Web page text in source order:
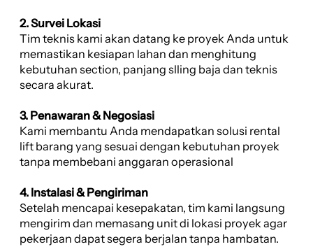
2. Survei Lokasi
Tim teknis kami akan datang ke proyek Anda untuk
memastikan kesiapan lahan dan menghitung
kebutuhan section, panjang slling baja dan teknis
secara akurat.
3. Penawaran & Negosiasi
Kami membantu Anda mendapatkan solusi rental
lift barang yang sesuai dengan kebutuhan proyek
tanpa membebani anggaran operasional
4. Instalasi & Pengiriman
Setelah mencapai kesepakatan, tim kami langsung
mengirim dan memasang unit di lokasi proyek agar
pekerjaan dapat segera berjalan tanpa hambatan.